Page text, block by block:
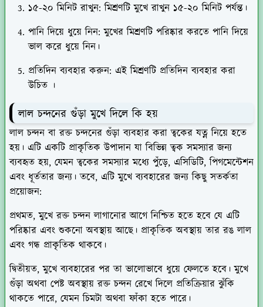
১৫-২০ মিনিট রাখুন: মিশ্রণটি মুখে রাখুন ১৫-২০ মিনিট পর্যন্ত।
পানি দিয়ে ধুয়ে নিন: মুখের মিশ্রণটি পরিষ্কার করতে পানি দিয়ে
ভাল করে ধুয়ে নিন।
প্রতিদিন ব্যবহার করুন: এই মিশ্রণটি প্রতিদিন ব্যবহার করা
উচিত ।
লাল চন্দনের গুঁড়া মুখে দিলে কি হয়
লাল চন্দন বা রক্ত চন্দনের গুঁড়া ব্যবহার করা ত্বকের যত্ন নিয়ে হতে
হয়। এটি একটি প্রাকৃতিক উপাদান যা বিভিন্ন ত্বক সমস্যার জন্য
ব্যবহৃত হয়, যেমন ত্বকের সমস্যার মধ্যে পুঁড়ে, এসিডিটি, পিগমেন্টেশন
এবং ধূর্ততার জন্য। তবে, এটি মুখে ব্যবহারের জন্য কিছু সতর্কতা
প্রয়োজন:
প্রথমত, মুখে রক্ত চন্দন লাগানোর আগে নিশ্চিত হতে হবে যে এটি
পরিষ্কার এবং শুকনো অবস্থায় আছে। প্রাকৃতিক অবস্থায় তার রঙ লাল
এবং গন্ধ প্রাকৃতিক থাকবে।
দ্বিতীয়ত, মুখে ব্যবহারের পর তা ভালোভাবে ধুয়ে ফেলতে হবে। মুখে
গুঁড়া অথবা পেষ্ট অবস্থায় রক্ত চন্দন রেখে দিলে প্রতিক্রিয়ার ঝুঁকি
থাকতে পারে, যেমন চিমটা অথবা ফাঁকা হতে পারে।